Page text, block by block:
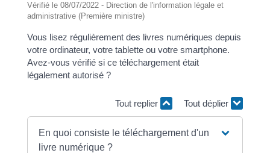
Vérifié le 08/07/2022 - Direction de l'information légale et
administrative (Première ministre)
Vous lisez régulièrement des livres numériques depuis
votre ordinateur, votre tablette ou votre smartphone.
Avez-vous vérifié si ce téléchargement était
légalement autorisé ?
Tout replier Tout déplier
En quoi consiste le téléchargement d'un
livre numérique ?